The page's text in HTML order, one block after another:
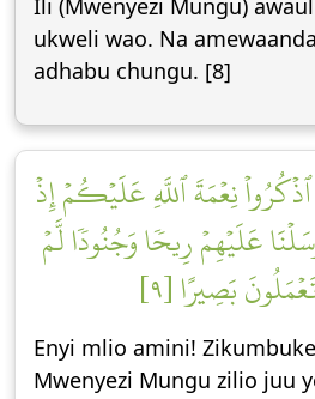
Ili (Mwenyezi Mungu)
ukweli wao. Na
adhabu chungu. [8]
نِعۡمَةَ ٱللَّهِ عَلَيۡكُمۡ إِذۡ
عَلَيۡهِمۡ رِيحٗا وَجُنُودٗا لَّمۡ
بَصِيرًا [٩]
Enyi mlio amini!
Mwenyezi Mungu zilio juu